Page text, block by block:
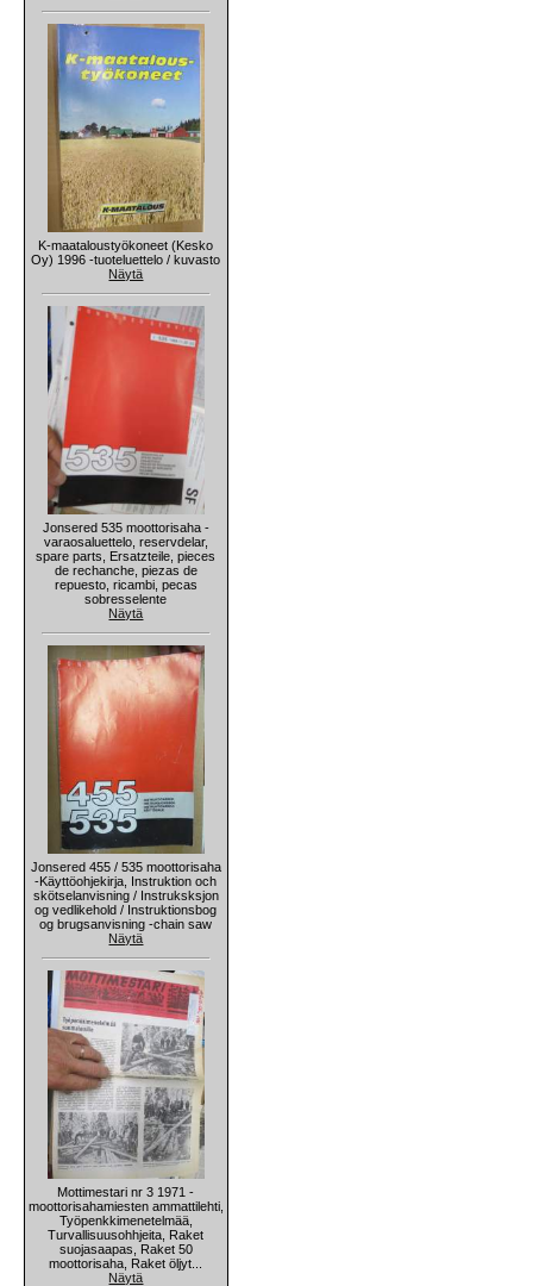
K-maataloustyökoneet (Kesko
Oy) 1996 -tuoteluettelo / kuvasto
Näytä
Jonsered 535 moottorisaha -
varaosaluettelo, reservdelar,
spare parts, Ersatzteile, pieces
de rechanche, piezas de
repuesto, ricambi, pecas
sobresselente
Näytä
Jonsered 455 / 535 moottorisaha
-Käyttöohjekirja, Instruktion och
skötselanvisning / Instruksksjon
og vedlikehold / Instruktionsbog
og brugsanvisning -chain saw
Näytä
Mottimestari nr 3 1971 -
moottorisahamiesten ammattilehti,
Työpenkkimenetelmää,
Turvallisuusohhjeita, Raket
suojasaapas, Raket 50
moottorisaha, Raket öljyt...
Näytä